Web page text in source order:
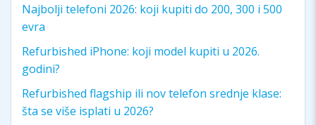
Najbolji telefoni 2026: koji kupiti do 200, 300 i 500
evra
Refurbished iPhone: koji model kupiti u 2026.
godini?
Refurbished flagship ili nov telefon srednje klase:
šta se više isplati u 2026?